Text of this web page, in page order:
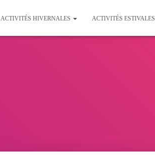
ACTIVITÉS HIVERNALES ACTIVITÉS ESTIVALES